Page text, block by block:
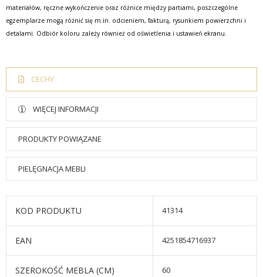
materiałów, ręczne wykończenie oraz różnice między partiami, poszczególne
egzemplarze mogą różnić się m.in. odcieniem, fakturą, rysunkiem powierzchni i
detalami. Odbiór koloru zależy również od oświetlenia i ustawień ekranu.
CECHY
WIĘCEJ INFORMACJI
PRODUKTY POWIĄZANE
PIELĘGNACJA MEBLI
KOD PRODUKTU 41314
EAN 4251854716937
SZEROKOŚĆ MEBLA (CM) 60